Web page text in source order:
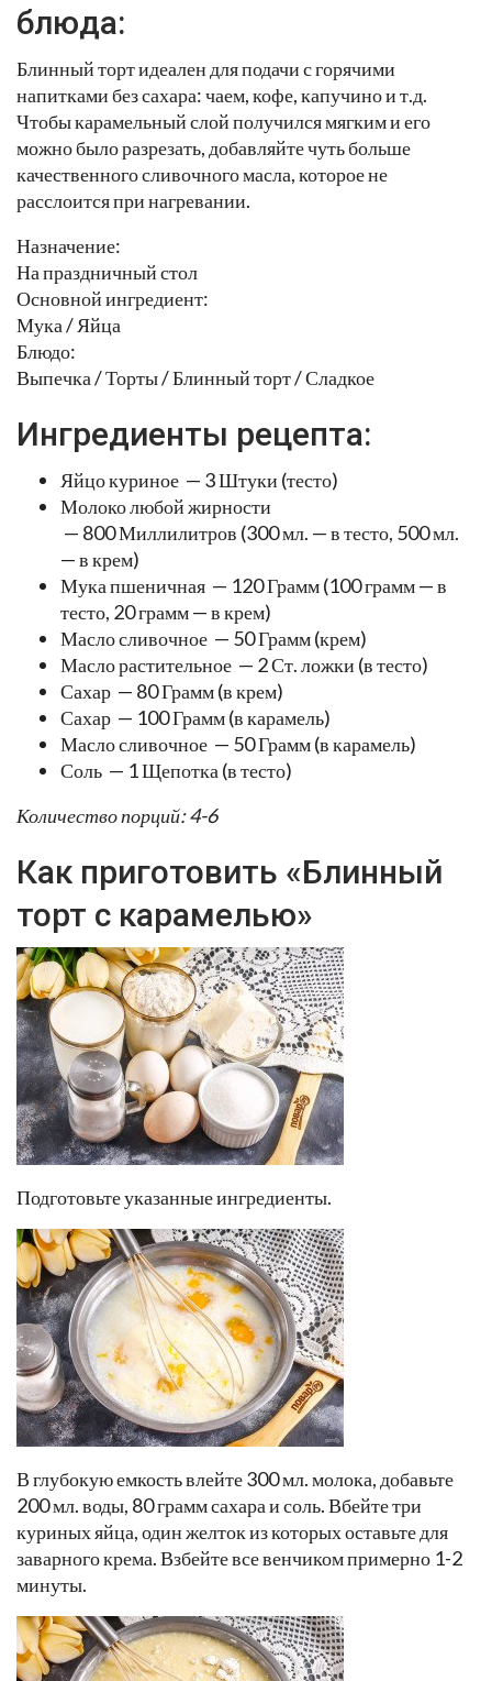
блюда:
Блинный торт идеален для подачи с горячими
напитками без сахара: чаем, кофе, капучино и т.д.
Чтобы карамельный слой получился мягким и его
можно было разрезать, добавляйте чуть больше
качественного сливочного масла, которое не
расслоится при нагревании.
Назначение:
На праздничный стол
Основной ингредиент:
Мука / Яйца
Блюдо:
Выпечка / Торты / Блинный торт / Сладкое
Ингредиенты рецепта:
Яйцо куриное — 3 Штуки (тесто)
Молоко любой жирности
— 800 Миллилитров (300 мл. — в тесто, 500 мл.
— в крем)
Мука пшеничная — 120 Грамм (100 грамм — в
тесто, 20 грамм — в крем)
Масло сливочное — 50 Грамм (крем)
Масло растительное — 2 Ст. ложки (в тесто)
Сахар — 80 Грамм (в крем)
Сахар — 100 Грамм (в карамель)
Масло сливочное — 50 Грамм (в карамель)
Соль — 1 Щепотка (в тесто)
Количество порций: 4-6
Как приготовить «Блинный
торт с карамелью»
Подготовьте указанные ингредиенты.
В глубокую емкость влейте 300 мл. молока, добавьте
200 мл. воды, 80 грамм сахара и соль. Вбейте три
куриных яйца, один желток из которых оставьте для
заварного крема. Взбейте все венчиком примерно 1-2
минуты.